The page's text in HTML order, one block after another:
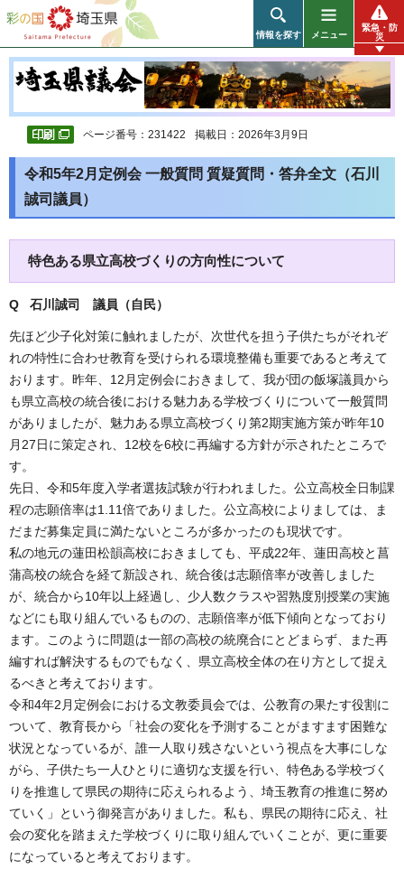
彩の国 埼玉県
情報を探す メニュー
緊急・防
災
ページ番号：231422 掲載日：2026年3月9日
令和5年2月定例会 一般質問 質疑質問・答弁全文（石川
誠司議員）
特色ある県立高校づくりの方向性について
Q 石川誠司 議員（自民）
先ほど少子化対策に触れましたが、次世代を担う子供たちがそれぞ
れの特性に合わせ教育を受けられる環境整備も重要であると考えて
おります。昨年、12月定例会におきまして、我が団の飯塚議員から
も県立高校の統合後における魅力ある学校づくりについて一般質問
がありましたが、魅力ある県立高校づくり第2期実施方策が昨年10
月27日に策定され、12校を6校に再編する方針が示されたところで
す。
先日、令和5年度入学者選抜試験が行われました。公立高校全日制課
程の志願倍率は1.11倍でありました。公立高校によりましては、ま
だまだ募集定員に満たないところが多かったのも現状です。
私の地元の蓮田松韻高校におきましても、平成22年、蓮田高校と菖
蒲高校の統合を経て新設され、統合後は志願倍率が改善しました
が、統合から10年以上経過し、少人数クラスや習熟度別授業の実施
などにも取り組んでいるものの、志願倍率が低下傾向となっており
ます。このように問題は一部の高校の統廃合にとどまらず、また再
編すれば解決するものでもなく、県立高校全体の在り方として捉え
るべきと考えております。
令和4年2月定例会における文教委員会では、公教育の果たす役割に
ついて、教育長から「社会の変化を予測することがますます困難な
状況となっているが、誰一人取り残さないという視点を大事にしな
がら、子供たち一人ひとりに適切な支援を行い、特色ある学校づく
りを推進して県民の期待に応えられるよう、埼玉教育の推進に努め
ていく」という御発言がありました。私も、県民の期待に応え、社
会の変化を踏まえた学校づくりに取り組んでいくことが、更に重要
になっていると考えております。